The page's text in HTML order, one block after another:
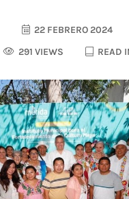
22 FEBRERO 2024
291 VIEWS READ